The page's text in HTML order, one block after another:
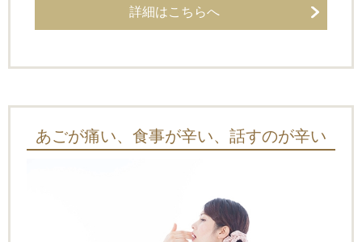
詳細はこちらへ
あごが痛い、食事が辛い、話すのが辛い